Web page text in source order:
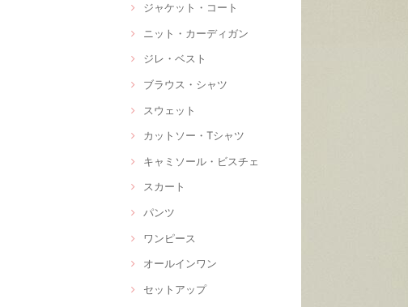
ジャケット・コート
ニット・カーディガン
ジレ・ベスト
ブラウス・シャツ
スウェット
カットソー・Tシャツ
キャミソール・ビスチェ
スカート
パンツ
ワンピース
オールインワン
セットアップ